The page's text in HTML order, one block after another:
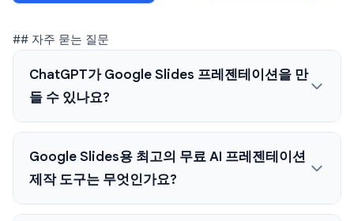
## 자주 묻는 질문
ChatGPT가 Google Slides 프레젠테이션을 만
들 수 있나요?
Google Slides용 최고의 무료 AI 프레젠테이션
제작 도구는 무엇인가요?